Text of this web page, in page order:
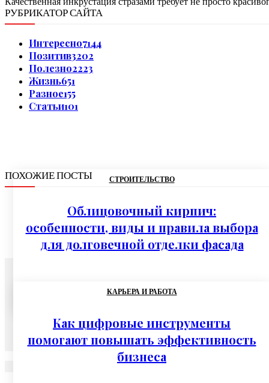
РУБРИКАТОР САЙТА
Интересно7144
Позитив3202
Полезно2223
Жизнь651
Разное155
Статьи101
ПОХОЖИЕ ПОСТЫ СТРОИТЕЛЬСТВО
Облицовочный кирпич:
особенности, виды и правила выбора
для долговечной отделки фасада
07.08.2026
КАРЬЕРА И РАБОТА
Как цифровые инструменты
помогают повышать эффективность
бизнеса